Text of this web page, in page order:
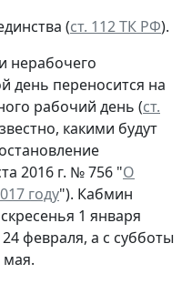
(ст. 112 ТК РФ).
нерабочего
день переносится на
рабочий день (ст.
какими будут
2016 г. № 756 "О
году"). Кабмин
1 января
февраля, а с субботы
мая.